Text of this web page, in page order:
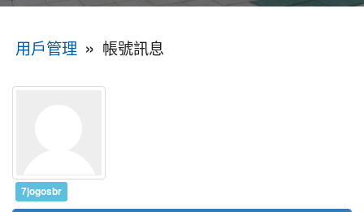
用戶管理 » 帳號訊息
7jogosbr